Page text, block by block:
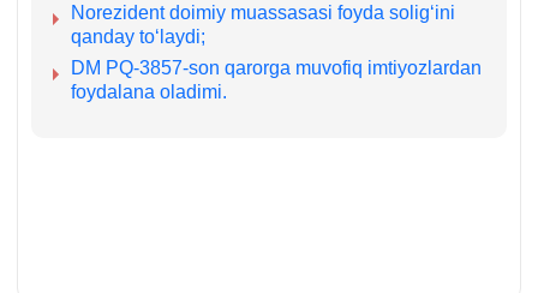
Norezident doimiy muassasasi foyda soligʻini
qanday toʻlaydi;
DM PQ-3857-son qarorga muvofiq imtiyozlardan
foydalana oladimi.